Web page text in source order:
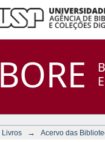
BORE
Livros → Acervo das